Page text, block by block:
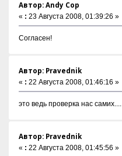
Автор: Andy Cop
« : 23 Августа 2008, 01:39:26 »
Согласен!
Автор: Pravednik
« : 22 Августа 2008, 01:46:16 »
это ведь проверка нас самих....
Автор: Pravednik
« : 22 Августа 2008, 01:45:56 »